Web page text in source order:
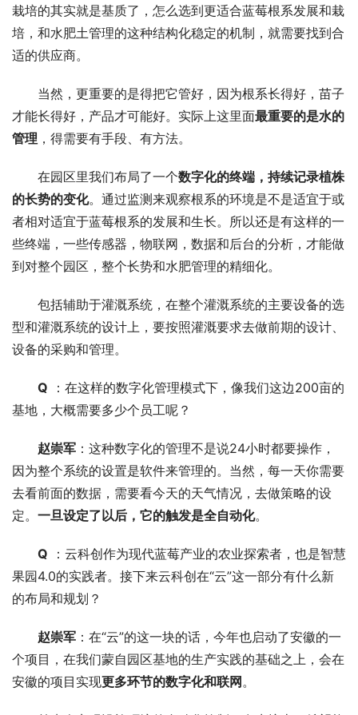
栽培的其实就是基质了，怎么选到更适合蓝莓根系发展和栽
培，和水肥土管理的这种结构化稳定的机制，就需要找到合
适的供应商。
当然，更重要的是得把它管好，因为根系长得好，苗子
才能长得好，产品才可能好。实际上这里面最重要的是水的
管理 ，得需要有手段、有方法。
在园区里我们布局了一个数字化的终端，持续记录植株
的长势的变化。通过监测来观察根系的环境是不是适宜于或
者相对适宜于蓝莓根系的发展和生长。所以还是有这样的一
些终端，一些传感器，物联网，数据和后台的分析，才能做
到对整个园区，整个长势和水肥管理的精细化。
包括辅助于灌溉系统，在整个灌溉系统的主要设备的选
型和灌溉系统的设计上，要按照灌溉要求去做前期的设计、
设备的采购和管理。
Q ：在这样的数字化管理模式下，像我们这边200亩的
基地，大概需要多少个员工呢？
赵崇军 ：这种数字化的管理不是说24小时都要操作，
因为整个系统的设置是软件来管理的。当然，每一天你需要
去看前面的数据，需要看今天的天气情况，去做策略的设
定。 一旦设定了以后，它的触发是全自动化。
Q ：云科创作为现代蓝莓产业的农业探索者，也是智慧
果园4.0的实践者。接下来云科创在“云”这一部分有什么新
的布局和规划？
赵崇军 ：在“云”的这一块的话，今年也启动了安徽的一
个项目，在我们蒙自园区基地的生产实践的基础之上，会在
安徽的项目实现更多环节的数字化和联网。